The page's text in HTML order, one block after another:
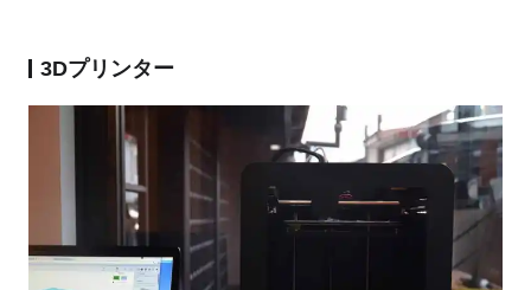
3Dプリンター